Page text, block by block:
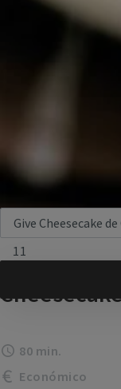
11
80 min.
Económico